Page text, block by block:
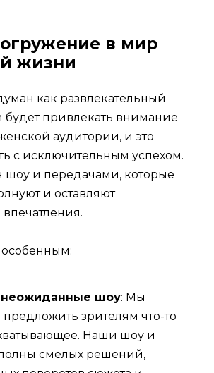
в мир
жизни
как развлекательный
будет привлекать внимание
аудитории, и это
с исключительным успехом.
и передачами, которые
и оставляют
особенным:
шоу: Мы
зрителям что-то
Наши шоу и
смелых решений,